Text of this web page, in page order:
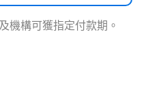
機構可獲指定付款期。